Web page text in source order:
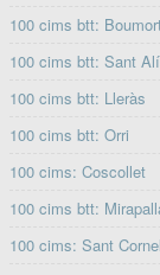
100 cims btt:
100 cims btt: Sant
100 cims btt: Lleràs
100 cims btt: Orri
100 cims: Coscollet
100 cims btt:
100 cims: Sant